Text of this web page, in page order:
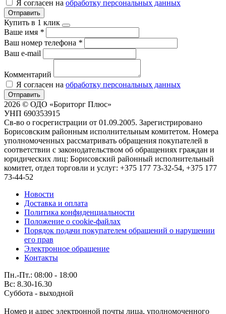
Я согласен на обработку персональных данных
Отправить
Купить в 1 клик
Ваше имя *
Ваш номер телефона *
Ваш e-mail
Комментарий
Я согласен на обработку персональных данных
Отправить
2026 © ОДО «Бориторг Плюс»
УНП 690353915
Св-во о госрегистрации от 01.09.2005. Зарегистрировано
Борисовским районным исполнительным комитетом. Номера
уполномоченных рассматривать обращения покупателей в
соответствии с законодательством об обращениях граждан и
юридических лиц: Борисовский районный исполнительный
комитет, отдел торговли и услуг: +375 177 73-32-54, +375 177
73-44-52
Новости
Доставка и оплата
Политика конфиденциальности
Положение о cookie-файлах
Порядок подачи покупателем обращений о нарушении
его прав
Электронное обращение
Контакты
Пн.-Пт.: 08:00 - 18:00
Вс: 8.30-16.30
Суббота - выходной
Номер и адрес электронной почты лица, уполномоченного